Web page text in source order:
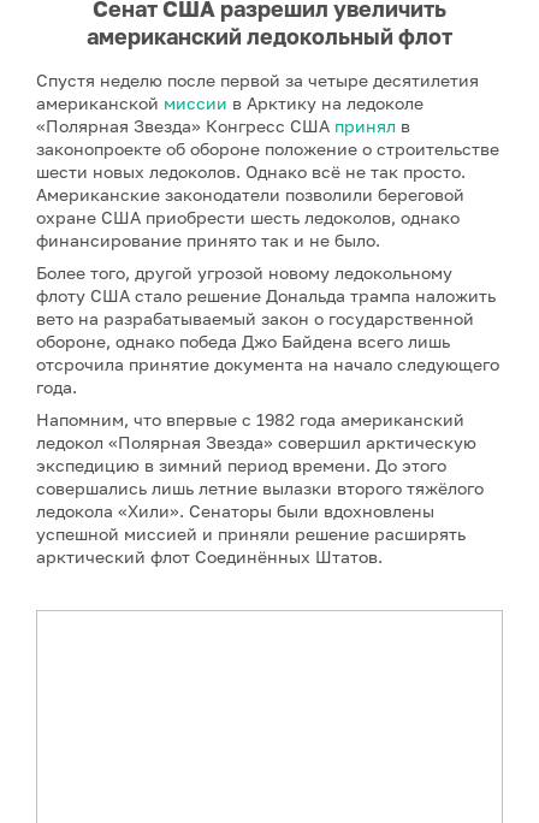
Сенат США разрешил увеличить
американский ледокольный флот
Спустя неделю после первой за четыре десятилетия
американской миссии в Арктику на ледоколе
«Полярная Звезда» Конгресс США принял в
законопроекте об обороне положение о строительстве
шести новых ледоколов. Однако всё не так просто.
Американские законодатели позволили береговой
охране США приобрести шесть ледоколов, однако
финансирование принято так и не было.
Более того, другой угрозой новому ледокольному
флоту США стало решение Дональда трампа наложить
вето на разрабатываемый закон о государственной
обороне, однако победа Джо Байдена всего лишь
отсрочила принятие документа на начало следующего
года.
Напомним, что впервые с 1982 года американский
ледокол «Полярная Звезда» совершил арктическую
экспедицию в зимний период времени. До этого
совершались лишь летние вылазки второго тяжёлого
ледокола «Хили». Сенаторы были вдохновлены
успешной миссией и приняли решение расширять
арктический флот Соединённых Штатов.